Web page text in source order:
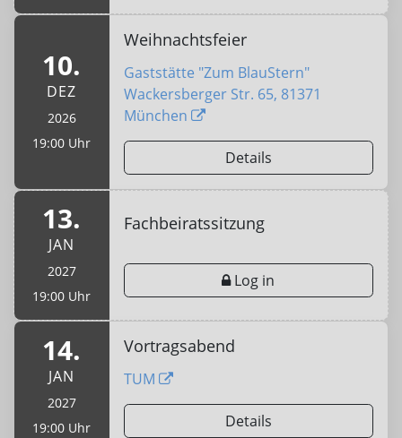
10.
DEZ
2026
19:00 Uhr
Weihnachtsfeier
Gaststätte "Zum BlauStern"
Wackersberger Str. 65, 81371
München
Details
13.
JAN
2027
19:00 Uhr
Fachbeiratssitzung
Log in
14.
JAN
2027
19:00 Uhr
Vortragsabend
TUM
Details